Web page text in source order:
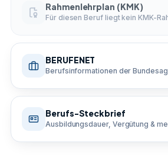
Rahmenlehrplan (KMK)
Für diesen Beruf liegt kein KMK-
BERUFENET
Berufsinformationen der
Berufs-Steckbrief
Ausbildungsdauer, Vergütung &